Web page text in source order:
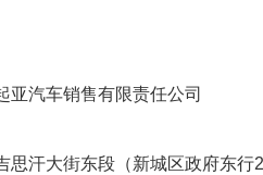
亚汽车销售有限责任公司
思汗大街东段（新城区政府东行2